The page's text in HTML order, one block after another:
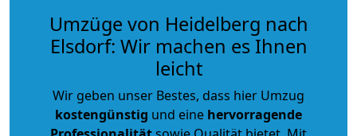
Umzüge von Heidelberg nach
Elsdorf: Wir machen es Ihnen
leicht
Wir geben unser Bestes, dass hier Umzug
kostengünstig und eine hervorragende